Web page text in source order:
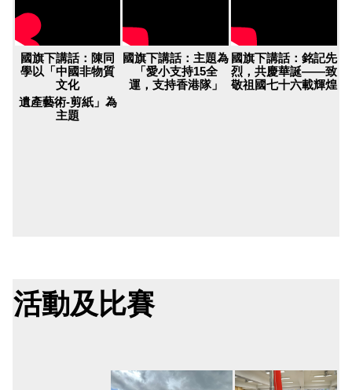
國旗下講話：陳同
學以「中國非物質
文化
遺產藝術-剪紙」為
主題
國旗下講話：主題為
「愛小支持15全
運，支持香港隊」
國旗下講話：銘記先
烈，共慶華誕——致
敬祖國七十六載輝煌
活動及比賽